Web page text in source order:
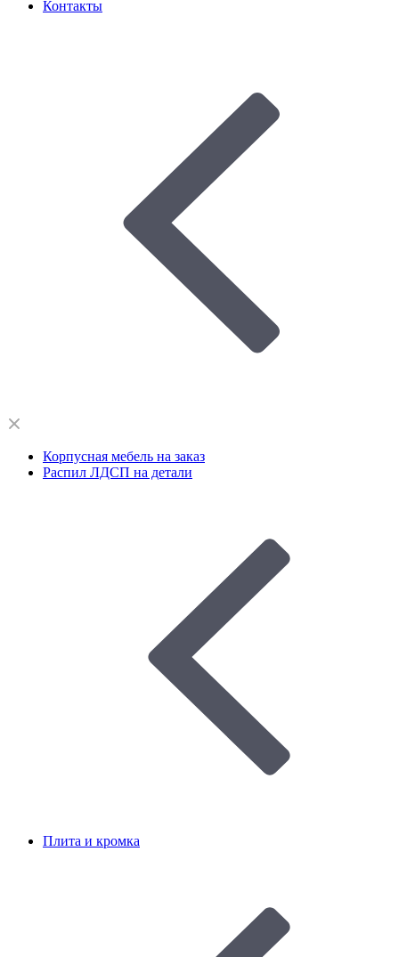
Контакты
Корпусная мебель на заказ
Распил ЛДСП на детали
Плита и кромка